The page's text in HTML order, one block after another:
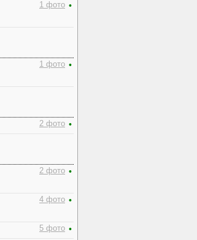
1 фото •
1 фото •
2 фото •
2 фото •
4 фото •
5 фото •